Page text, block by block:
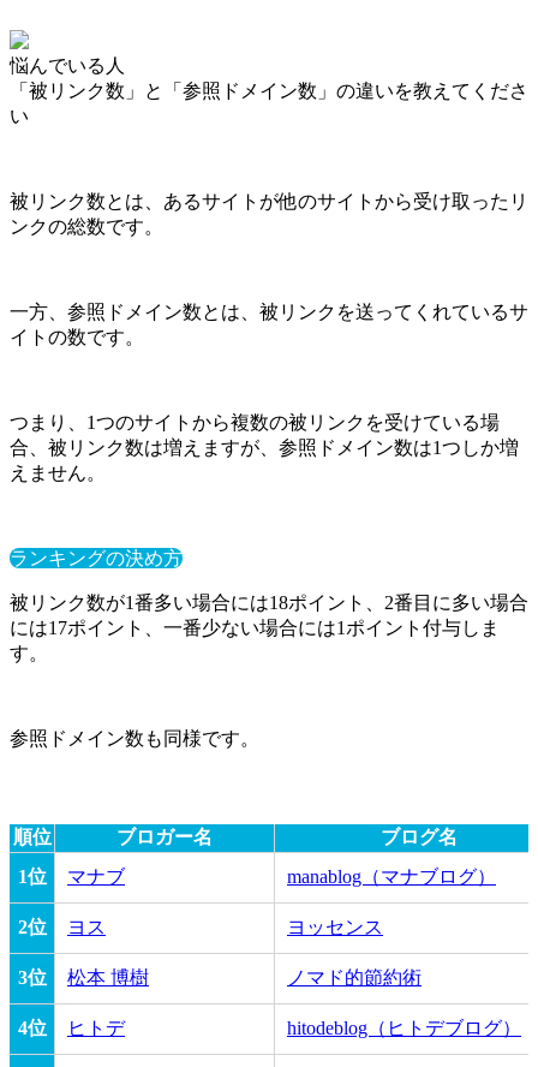
悩んでいる人
「被リンク数」と「参照ドメイン数」の違いを教えてくださ
い
被リンク数とは、あるサイトが他のサイトから受け取ったリ
ンクの総数です。
一方、参照ドメイン数とは、被リンクを送ってくれているサ
イトの数です。
つまり、1つのサイトから複数の被リンクを受けている場
合、被リンク数は増えますが、参照ドメイン数は1つしか増
えません。
ランキングの決め方
被リンク数が1番多い場合には18ポイント、2番目に多い場合
には17ポイント、一番少ない場合には1ポイント付与しま
す。
参照ドメイン数も同様です。
順位 ブロガー名
ブログ名
1位
マナブ manablog（マナブログ）
2位 ヨス ヨッセンス
3位 松本 博樹 ノマド的節約術
4位 ヒトデ hitodeblog（ヒトデブログ）